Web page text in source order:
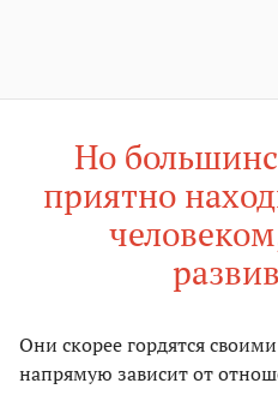
Но
приятно
Они скорее гордятся
напрямую зависит от